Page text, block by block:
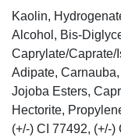
Kaolin,
Alcohol, Bis-
Caprylate/Caprate/
Adipate,
Jojoba Esters,
Hectorite,
(+/-) CI 77492, (+/-)